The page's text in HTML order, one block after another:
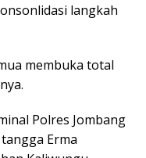
langkah
membuka total
Polres Jombang
Erma